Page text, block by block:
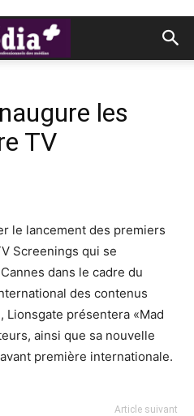
les
TV
le lancement des premiers
Screenings qui se
dans le cadre du
des contenus
présentera «Mad
ainsi que sa nouvelle
première internationale.
Article suivant